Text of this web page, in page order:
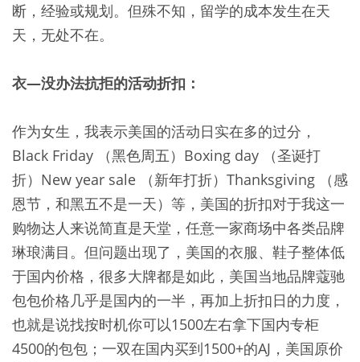
断，经验或规划。但殊不知，留学的成本发生在天
天，无处不在。
衣—没办法抗拒的活动折扣：
作为女生，我表示美国的活动日实在多的过分，
Black Friday （黑色周五）Boxing day （圣诞打
折）New year sale （新年打折）Thanksgiving （感
恩节，和黑五不是一天）等，美国的折扣对于我这一
购物达人来说简直是天堂，任意一家商场中各类品牌
琳琅满目。但问题出现了，美国的衣服、鞋子整体低
于国内价格，很多大牌都是如此，美国当地品牌蔻驰
包包价格几乎是国内的一半，再加上折扣日的力度，
也就是说找按时机你可以1500左右拿下国内专柜
4500的包包；一双在国内买到1500+的AJ，美国原价